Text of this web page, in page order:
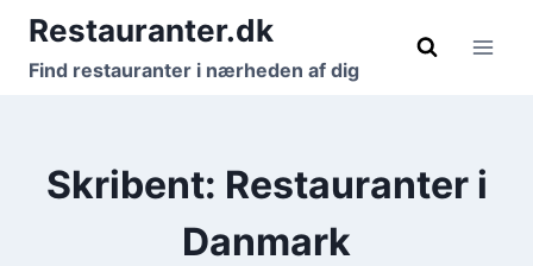
Fortsæt
indhold
Restauranter.dk
Find restauranter i nærheden af dig
Skribent: Restauranter i
Danmark